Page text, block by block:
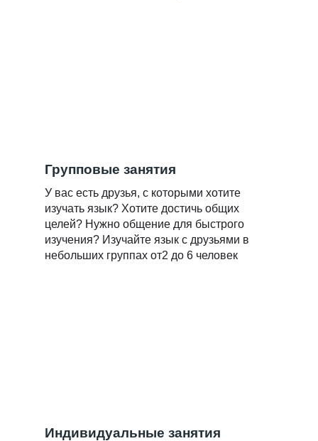
Групповые занятия
У вас есть друзья, с которыми хотите
изучать язык? Хотите достичь общих
целей? Нужно общение для быстрого
изучения? Изучайте язык с друзьями в
небольших группах от2 до 6 человек
Индивидуальные занятия